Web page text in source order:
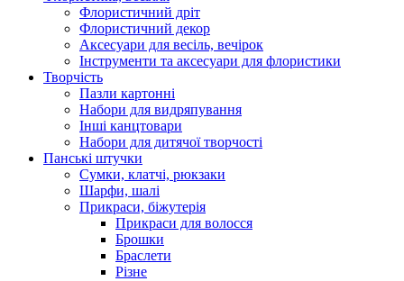
Флористичний дріт
Флористичний декор
Аксесуари для весіль, вечірок
Інструменти та аксесуари для флористики
Творчість
Пазли картонні
Набори для видряпування
Інші канцтовари
Набори для дитячої творчості
Панські штучки
Сумки, клатчі, рюкзаки
Шарфи, шалі
Прикраси, біжутерія
Прикраси для волосся
Брошки
Браслети
Різне